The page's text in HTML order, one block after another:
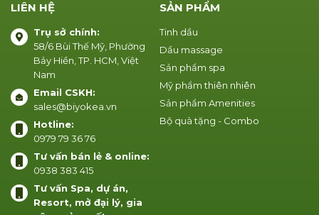
SẢN PHẨM
Tinh dầu
Dầu massage
Sản phẩm spa
Mỹ phẩm thiên nhiên
Sản phẩm Amenities
Bộ quà tặng - Combo
LIÊN HỆ
Trụ sở chính:
58/6 Bùi Thế Mỹ, Phường
Bảy Hiền, TP. HCM, Việt
Nam
Email CSKH:
sales@biyokea.vn
Hotline:
0979 79 36 76
Tư vấn bán lẻ & online:
0938 383 415
Tư vấn Spa, dự án,
Resort, mở đại lý, gia